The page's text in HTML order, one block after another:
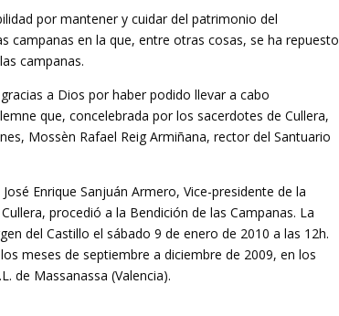
por mantener y cuidar del patrimonio del
campanas en la que, entre otras cosas, se ha repuesto
campanas.
a Dios por haber podido llevar a cabo
que, concelebrada por los sacerdotes de Cullera,
Mossèn Rafael Reig Armiñana, rector del Santuario
Enrique Sanjuán Armero, Vice-presidente de la
procedió a la Bendición de las Campanas. La
del Castillo el sábado 9 de enero de 2010 a las 12h.
meses de septiembre a diciembre de 2009, en los
de Massanassa (Valencia).